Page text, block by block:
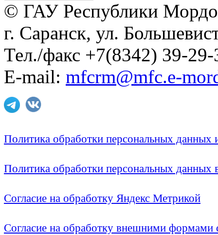
© ГАУ Республики
г. Саранск, ул.
Тел./факс +7(8342) 39-29-
E-mail: mfcrm@mfc.e-
Политика обработки персональных
Политика обработки персональных
Согласие на обработку Яндекс Метрикой
Согласие на обработку внешними формами